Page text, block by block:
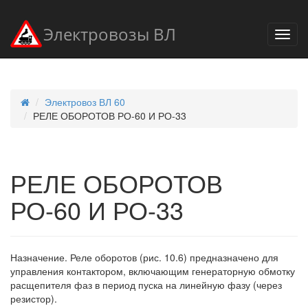
Электровозы ВЛ
Электровоз ВЛ 60
РЕЛЕ ОБОРОТОВ РО-60 И РО-33
РЕЛЕ ОБОРОТОВ
РО-60 И РО-33
Назначение. Реле оборотов (рис. 10.6) предназначено для
управления контактором, включающим генераторную обмотку
расщепителя фаз в период пуска на линейную фазу (через
резистор).